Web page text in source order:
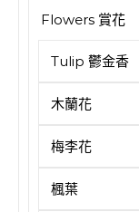
Flowers 賞花
Tulip 鬱金香
木蘭花
梅李花
楓葉